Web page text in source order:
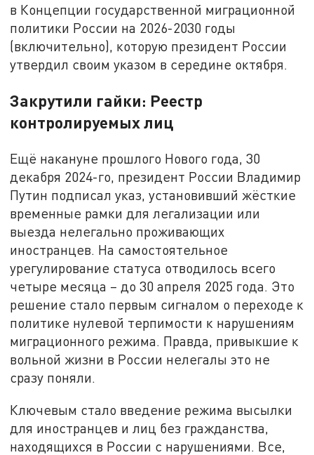
в Концепции государственной миграционной
политики России на 2026-2030 годы
(включительно), которую президент России
утвердил своим указом в середине октября.
Закрутили гайки: Реестр
контролируемых лиц
Ещё накануне прошлого Нового года, 30
декабря 2024-го, президент России Владимир
Путин подписал указ, установивший жёсткие
временные рамки для легализации или
выезда нелегально проживающих
иностранцев. На самостоятельное
урегулирование статуса отводилось всего
четыре месяца – до 30 апреля 2025 года. Это
решение стало первым сигналом о переходе к
политике нулевой терпимости к нарушениям
миграционного режима. Правда, привыкшие к
вольной жизни в России нелегалы это не
сразу поняли.
Ключевым стало введение режима высылки
для иностранцев и лиц без гражданства,
находящихся в России с нарушениями. Все,